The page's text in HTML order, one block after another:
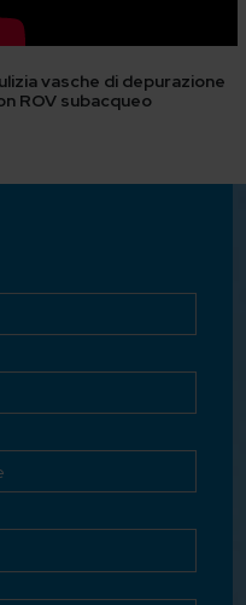
vasche di depurazione
ROV subacqueo